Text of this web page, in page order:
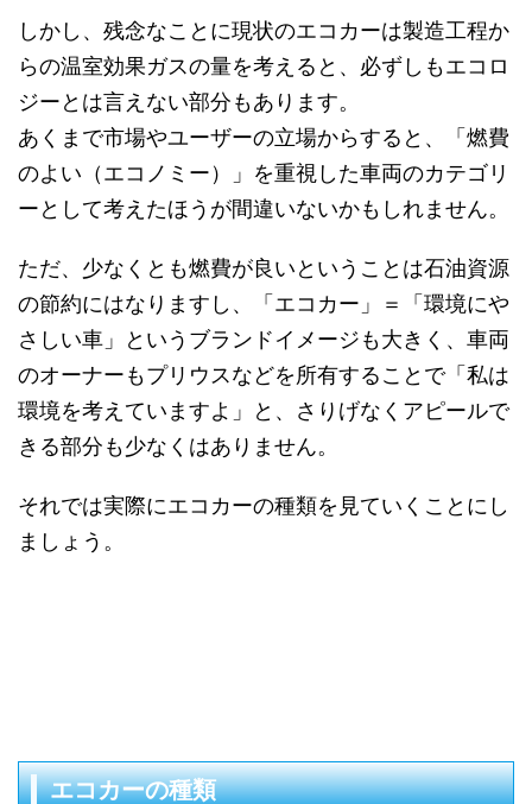
しかし、残念なことに現状のエコカーは製造工程か
らの温室効果ガスの量を考えると、必ずしもエコロ
ジーとは言えない部分もあります。
あくまで市場やユーザーの立場からすると、「燃費
のよい（エコノミー）」を重視した車両のカテゴリ
ーとして考えたほうが間違いないかもしれません。
ただ、少なくとも燃費が良いということは石油資源
の節約にはなりますし、「エコカー」＝「環境にや
さしい車」というブランドイメージも大きく、車両
のオーナーもプリウスなどを所有することで「私は
環境を考えていますよ」と、さりげなくアピールで
きる部分も少なくはありません。
それでは実際にエコカーの種類を見ていくことにし
ましょう。
エコカーの種類